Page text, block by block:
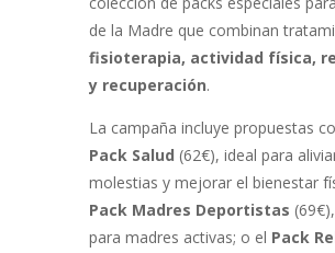
de la Madre que combinan
fisioterapia, actividad física,
y recuperación.
La campaña incluye propuestas
Pack Salud (62€), ideal para
molestias y mejorar el bienestar
Pack Madres Deportistas
para madres activas; o el Pack